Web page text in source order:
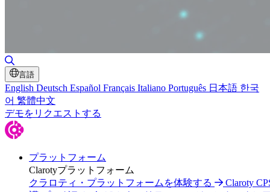
言語
English Deutsch Español Français Italiano Português 日本語 한국
어 繁體中文
デモをリクエストする
プラットフォーム
Clarotyプラットフォーム
クラロティ・プラットフォームを体験する
Claroty